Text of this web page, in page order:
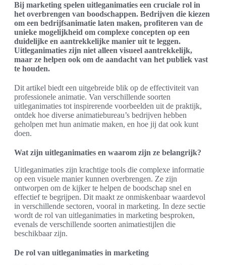
Bij marketing spelen uitleganimaties een cruciale rol in
het overbrengen van boodschappen. Bedrijven die kiezen
om een bedrijfsanimatie laten maken, profiteren van de
unieke mogelijkheid om complexe concepten op een
duidelijke en aantrekkelijke manier uit te leggen.
Uitleganimaties zijn niet alleen visueel aantrekkelijk,
maar ze helpen ook om de aandacht van het publiek vast
te houden.
Dit artikel biedt een uitgebreide blik op de effectiviteit van
professionele animatie. Van verschillende soorten
uitleganimaties tot inspirerende voorbeelden uit de praktijk,
ontdek hoe diverse animatiebureau’s bedrijven hebben
geholpen met hun animatie maken, en hoe jij dat ook kunt
doen.
Wat zijn uitleganimaties en waarom zijn ze belangrijk?
Uitleganimaties zijn krachtige tools die complexe informatie
op een visuele manier kunnen overbrengen. Ze zijn
ontworpen om de kijker te helpen de boodschap snel en
effectief te begrijpen. Dit maakt ze onmiskenbaar waardevol
in verschillende sectoren, vooral in marketing. In deze sectie
wordt de rol van uitleganimaties in marketing besproken,
evenals de verschillende soorten animatiestijlen die
beschikbaar zijn.
De rol van uitleganimaties in marketing